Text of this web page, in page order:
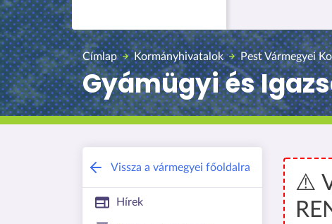
Címlap Kormányhivatalok Pest Vármegyei
Gyámügyi és
Vissza a vármegyei főoldalra
Hírek
⚠️